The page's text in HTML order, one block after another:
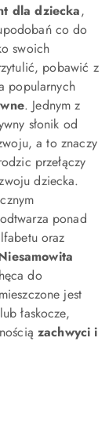
dla dziecka,
co do
swoich
pobawić z
popularnych
. Jednym z
słonik od
a to znaczy
przełączy
dziecka.
ponad
oraz
do
jest
łaskocze,
zachwyci i